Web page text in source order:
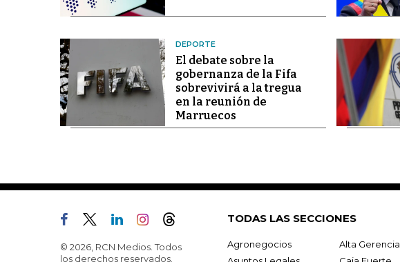
DEPORTE
El debate sobre la
gobernanza de la Fifa
sobrevivirá a la tregua
en la reunión de
Marruecos
© 2026, RCN Medios. Todos
los derechos reservados.
TODAS LAS SECCIONES
Agronegocios Alta Gerencia